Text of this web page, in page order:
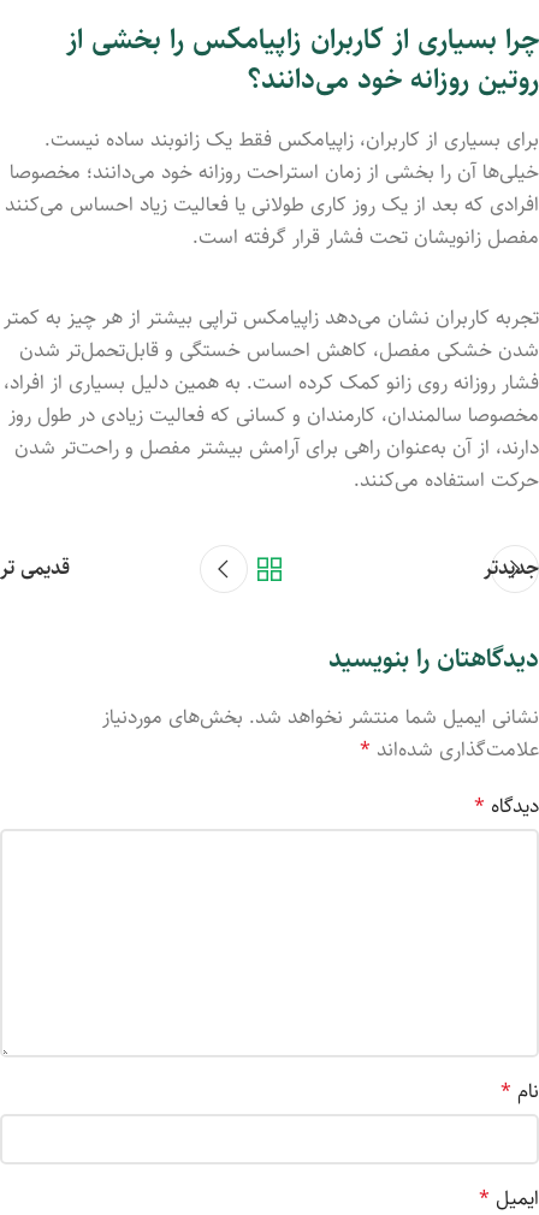
چرا بسیاری از کاربران زاپیامکس را بخشی از
روتین روزانه خود می‌دانند؟
برای بسیاری از کاربران، زاپیامکس فقط یک زانوبند ساده نیست.
خیلی‌ها آن را بخشی از زمان استراحت روزانه خود می‌دانند؛ مخصوصا
افرادی که بعد از یک روز کاری طولانی یا فعالیت زیاد احساس می‌کنند
مفصل زانویشان تحت فشار قرار گرفته است.
تجربه کاربران نشان می‌دهد زاپیامکس تراپی بیشتر از هر چیز به کمتر
شدن خشکی مفصل، کاهش احساس خستگی و قابل‌تحمل‌تر شدن
فشار روزانه روی زانو کمک کرده است. به همین دلیل بسیاری از افراد،
مخصوصا سالمندان، کارمندان و کسانی که فعالیت زیادی در طول روز
دارند، از آن به‌عنوان راهی برای آرامش بیشتر مفصل و راحت‌تر شدن
حرکت استفاده می‌کنند.
جدیدتر قدیمی تر
دیدگاهتان را بنویسید
نشانی ایمیل شما منتشر نخواهد شد. بخش‌های موردنیاز
علامت‌گذاری شده‌اند *
دیدگاه *
نام *
ایمیل *